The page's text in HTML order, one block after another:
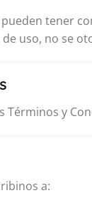
tener
uso, no se
y
a: